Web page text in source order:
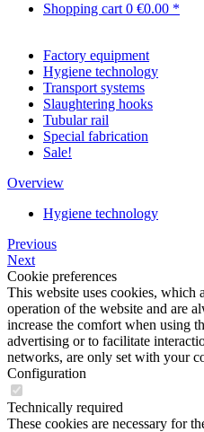
Shopping cart 0 €0.00 *
Factory equipment
Hygiene technology
Transport systems
Slaughtering hooks
Tubular rail
Special fabrication
Sale!
Overview
Hygiene technology
Previous
Next
Cookie preferences
This website uses cookies, which
operation of the website and are
increase the comfort when using
advertising or to facilitate
networks, are only set with your
Configuration
Technically required
These cookies are necessary for